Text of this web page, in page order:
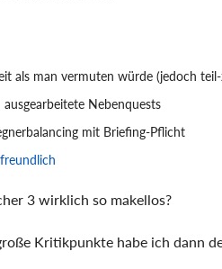
als man vermuten würde (jedoch
Nebenquests
mit Briefing-Pflicht
3 wirklich so makellos?
Kritikpunkte habe ich dann